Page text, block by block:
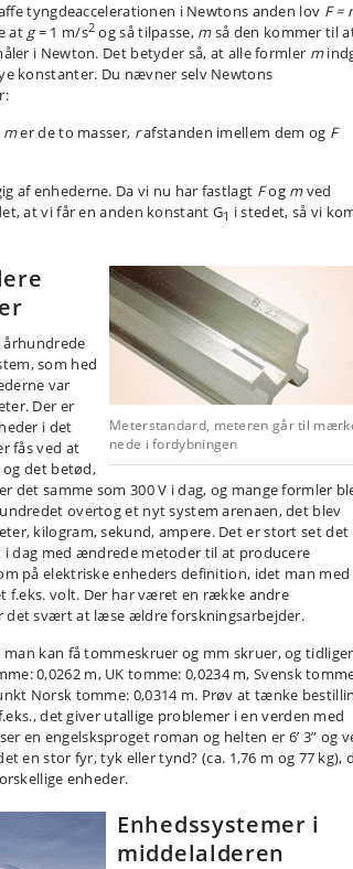
tyngdeaccelerationen i Newtons anden lov F =
at g= 1 m/s2 og så tilpasse, mså den kommer til
i Newton. Det betyder så, at alle formler m
konstanter. Du nævner selv Newtons
mer de to masser, rafstanden imellem dem og F
af enhederne. Da vi nu har fastlagt Fog mved
at vi får en anden konstant G1 i stedet, så vi
Meterstandard, meteren går til
nede i fordybningen
århundrede
som hed
var
Der er
i det
fås ved at
og det betød,
det samme som 300 V i dag, og mange formler
overtog et nyt system arenaen, det blev
kilogram, sekund, ampere. Det er stort set det
dag med ændrede metoder til at producere
på elektriske enheders definition, idet man med
f.eks. volt. Der har været en række andre
det svært at læse ældre forskningsarbejder.
kan få tommeskruer og mm skruer, og
0,0262 m, UK tomme: 0,0234 m, Svensk
Norsk tomme: 0,0314 m. Prøv at tænke
det giver utallige problemer i en verden med
en engelsksproget roman og helten er 6’ 3” og
en stor fyr, tyk eller tynd? (ca. 1,76 m og 77 kg),
enheder.
Enhedssystemer i
middelalderen